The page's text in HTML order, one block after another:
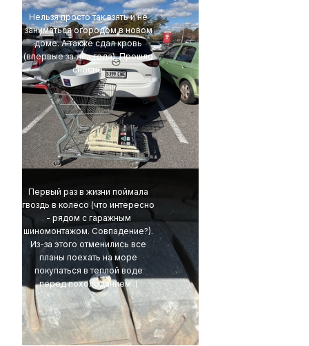
Нельзя просто так взять и не
заниматься огородом в новом
доме. А также сдал кровь
(впервые за два года). Прошло
сносно.
4Eki
Первый раз в жизни поймала
гвоздь в колесо (что интересно
- рядом с гаражным
шиномонтажом. Совпадение?).
Из-за этого отменились все
планы поехать на море
покупаться в теплой воде
перед похолоданием :(
t1r1